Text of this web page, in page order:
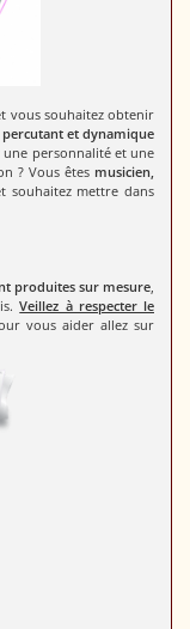
vous souhaitez obtenir
percutant et dynamique
personnalité et une
? Vous êtes musicien,
souhaitez mettre dans
produites sur mesure,
Veillez à respecter le
vous aider allez sur